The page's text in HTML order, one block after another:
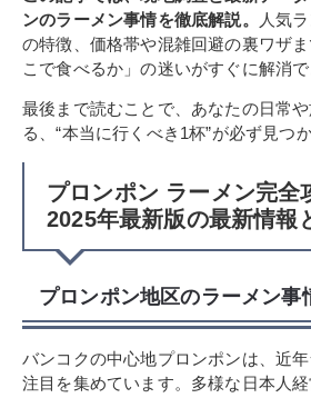
ンのラーメン事情を徹底解説。
人気
の特徴、価格帯や混雑回避の裏ワザ
こで食べるか」の迷いがすぐに解消で
最後まで読むことで、あなたの日常
る、“本当に行くべき1杯”が必ず見つ
プロンポン ラーメン完全
2025年最新版の最新情報
プロンポン地区のラーメン事
バンコクの中心地プロンポンは、近
注目を集めています。多様な日本人経